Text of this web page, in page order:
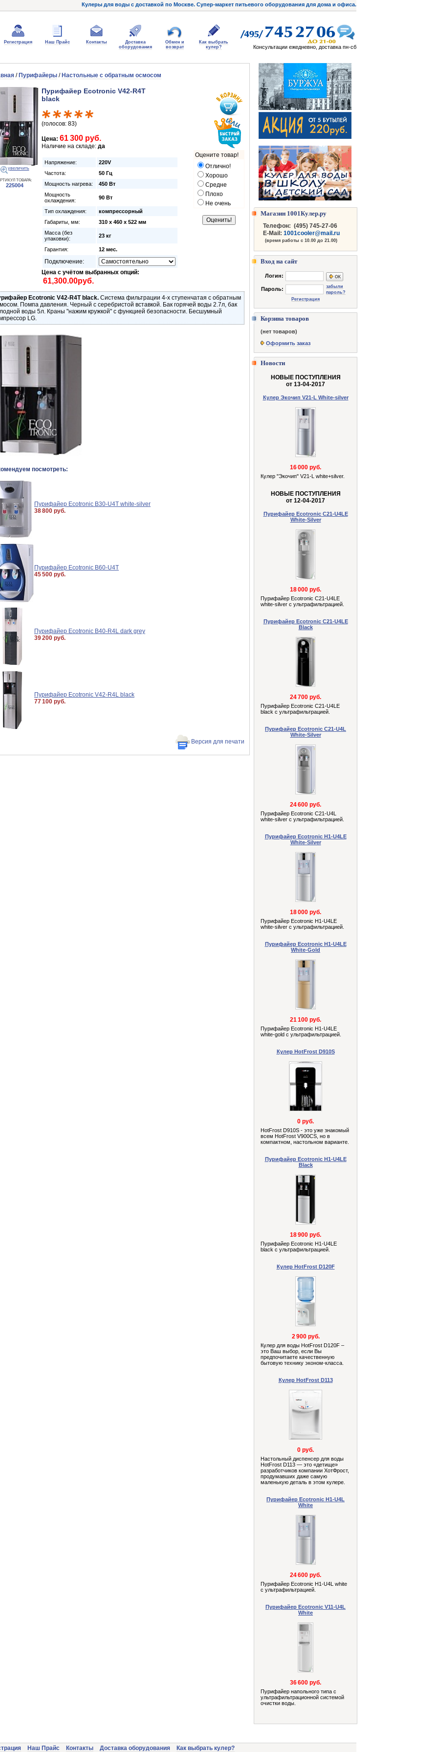
Кулеры для воды с доставкой по Москве. Супер-маркет питьевого оборудования для дома и офиса.
Регистрация Наш Прайс Контакты
Доставка
оборудования
Обмен и
возврат
Как выбрать
кулер?
Консультации ежедневно, доставка пн-сб
/ Пурифайеры / Настольные с обратным осмосом
увеличить
ТОВАРА:
225004
Пурифайер Ecotronic V42-R4T
black
(голосов: 83)
Цена: 61 300 руб.
Оцените товар!
Отлично!
Хорошо
Средне
Плохо
Не очень
Наличие на складе: да
Напряжение:
220V
Частота:
50 Гц
Мощность нагрева:
450 Вт
Мощность
охлаждения:
90 Вт
Тип охлаждения:
компрессорный
Габариты, мм:
310 х 460 х 522 мм
Масса (без
упаковки):
23 кг
Гарантия: 12 мес.
Подключение:
Цена с учётом выбранных опций:
Ecotronic V42-R4T black. Система фильтрации 4-х ступенчатая с обратным
Помпа давления. Черный с серебристой вставкой. Бак горячей воды 2.7л, бак
воды 5л. Краны "нажим кружкой" с функцией безопасности. Бесшумный
LG.
посмотреть:
Пурифайер Ecotronic B30-U4T white-silver
38 800 руб.
Пурифайер Ecotronic B60-U4T
45 500 руб.
Пурифайер Ecotronic B40-R4L dark grey
39 200 руб.
Пурифайер Ecotronic V42-R4L black
77 100 руб.
Версия для печати
Магазин 1001Кулер.ру
Телефон: (495) 745-27-06
E-Mail: 1001cooler@mail.ru
(время работы с 10.00 до 21.00)
Вход на сайт
Логин:
Пароль:
забыли
пароль?
Регистрация
Корзина товаров
(нет товаров)
Оформить заказ
Новости
НОВЫЕ ПОСТУПЛЕНИЯ
от 13-04-2017
Кулер Экочип V21-L White-silver
16 000 руб.
Кулер "Экочип" V21-L white+silver.
НОВЫЕ ПОСТУПЛЕНИЯ
от 12-04-2017
Пурифайер Ecotronic C21-U4LE
White-Silver
18 000 руб.
Пурифайер Ecotronic C21-U4LE
white-silver с ультрафильтрацией.
Пурифайер Ecotronic C21-U4LE
Black
24 700 руб.
Пурифайер Ecotronic C21-U4LE
black с ультрафильтрацией.
Пурифайер Ecotronic C21-U4L
White-Silver
24 600 руб.
Пурифайер Ecotronic C21-U4L
white-silver с ультрафильтрацией.
Пурифайер Ecotronic H1-U4LE
White-Silver
18 000 руб.
Пурифайер Ecotronic H1-U4LE
white-silver с ультрафильтрацией.
Пурифайер Ecotronic H1-U4LE
White-Gold
21 100 руб.
Пурифайер Ecotronic H1-U4LE
white-gold с ультрафильтрацией.
Кулер HotFrost D910S
0 руб.
HotFrost D910S - это уже знакомый
всем HotFrost V900СS, но в
компактном, настольном варианте.
Пурифайер Ecotronic H1-U4LE
Black
18 900 руб.
Пурифайер Ecotronic H1-U4LE
black с ультрафильтрацией.
Кулер HotFrost D120F
2 900 руб.
Кулер для воды HotFrost D120F –
это Ваш выбор, если Вы
предпочитаете качественную
бытовую технику эконом-класса.
Кулер HotFrost D113
0 руб.
Настольный диспенсер для воды
HotFrost D113 — это «детище»
разработчиков компании ХотФрост,
продумавших даже самую
маленькую деталь в этом кулере.
Пурифайер Ecotronic H1-U4L
White
24 600 руб.
Пурифайер Ecotronic H1-U4L white
с ультрафильтрацией.
Пурифайер Ecotronic V11-U4L
White
36 600 руб.
Пурифайер напольного типа с
ультрафильтрационной системой
очистки воды.
Наш Прайс Контакты Доставка оборудования Как выбрать кулер?